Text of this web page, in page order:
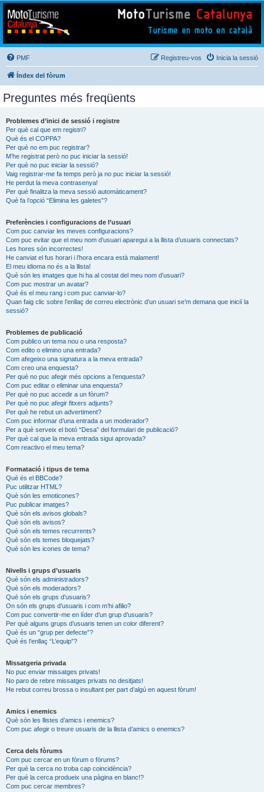
Mototurisme
Turisme en moto en català
PMF Inicia la sessió
Registreu-vos
Índex del fòrum
Preguntes més freqüents
Problemes d’inici de sessió i registre
Per què cal que em registri?
Què és el COPPA?
Per què no em puc registrar?
M’he registrat però no puc iniciar la sessió!
Per què no puc iniciar la sessió?
Vaig registrar-me fa temps però ja no puc iniciar la sessió!
He perdut la meva contrasenya!
Per què finalitza la meva sessió automàticament?
Què fa l’opció “Elimina les galetes”?
Preferències i configuracions de l’usuari
Com puc canviar les meves configuracions?
Com puc evitar que el meu nom d’usuari aparegui a la llista d’usuaris connectats?
Les hores són incorrectes!
He canviat el fus horari i l’hora encara està malament!
El meu idioma no és a la llista!
Què són les imatges que hi ha al costat del meu nom d’usuari?
Com puc mostrar un avatar?
Què és el meu rang i com puc canviar-lo?
Quan faig clic sobre l’enllaç de correu electrònic d’un usuari se’m demana que iniciï la
sessió?
Problemes de publicació
Com publico un tema nou o una resposta?
Com edito o elimino una entrada?
Com afegeixo una signatura a la meva entrada?
Com creo una enquesta?
Per què no puc afegir més opcions a l’enquesta?
Com puc editar o eliminar una enquesta?
Per què no puc accedir a un fòrum?
Per què no puc afegir fitxers adjunts?
Per què he rebut un advertiment?
Com puc informar d’una entrada a un moderador?
Per a què serveix el botó “Desa” del formulari de publicació?
Per què cal que la meva entrada sigui aprovada?
Com reactivo el meu tema?
Formatació i tipus de tema
Què és el BBCode?
Puc utilitzar HTML?
Què són les emoticones?
Puc publicar imatges?
Què són els avisos globals?
Què són els avisos?
Què són els temes recurrents?
Què són els temes bloquejats?
Què són les icones de tema?
Nivells i grups d’usuaris
Què són els administradors?
Què són els moderadors?
Què són els grups d’usuaris?
On són els grups d’usuaris i com m’hi afilio?
Com puc convertir-me en líder d’un grup d’usuaris?
Per què alguns grups d’usuaris tenen un color diferent?
Què és un “grup per defecte”?
Què és l’enllaç “L’equip”?
Missatgeria privada
No puc enviar missatges privats!
No paro de rebre missatges privats no desitjats!
He rebut correu brossa o insultant per part d’algú en aquest fòrum!
Amics i enemics
Què són les llistes d’amics i enemics?
Com puc afegir o treure usuaris de la llista d’amics o enemics?
Cerca dels fòrums
Com puc cercar en un fòrum o fòrums?
Per què la cerca no troba cap coincidència?
Per què la cerca produeix una pàgina en blanc!?
Com puc cercar membres?